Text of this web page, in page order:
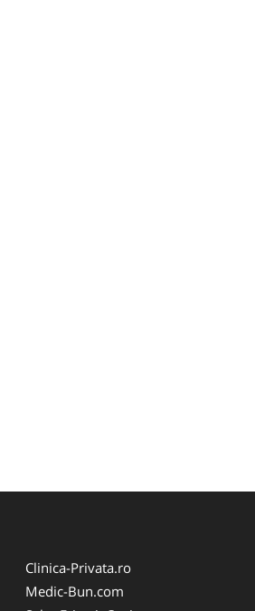
Clinica-Privata.ro
Medic-Bun.com